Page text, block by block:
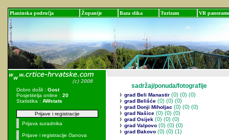
Planinska područja Županije Baza slika Turizam VR panorame
Dobro došli : Gost
Posjetitelja online : 20
Statistika : AWstats
Prijave i registracije
Prijava suradnika
Prijave i registracije članova
sadržaj/ponuda/fotografije
grad Beli Manastir (0) (0) (0)
grad Belišće (0) (0) (0)
grad Donji Miholjac (0) (0) (0)
grad Našice (0) (0) (0)
grad Osijek (0) (0) (0)
grad Valpovo (0) (0) (0)
grad Đakovo (0) (0) (1)